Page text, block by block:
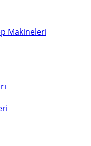
Makineleri